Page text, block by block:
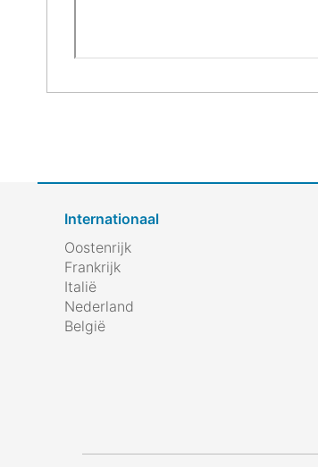
Internationaal
Oostenrijk
Frankrijk
Italië
Nederland
België